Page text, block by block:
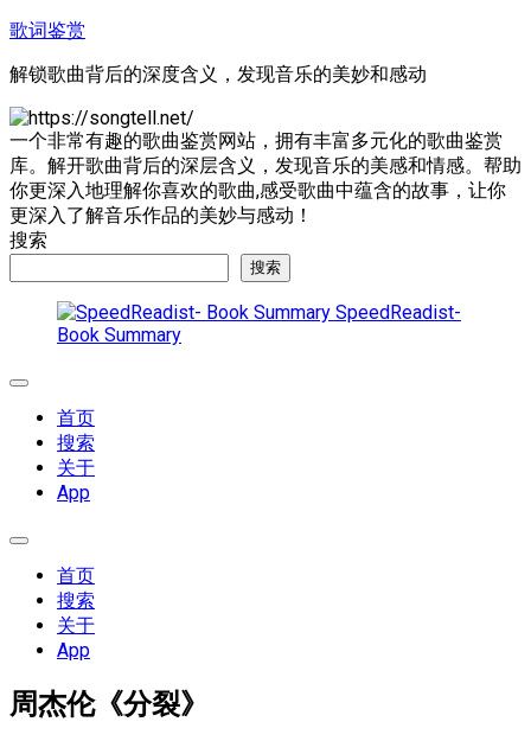
跳
内
容
歌词鉴赏
解锁歌曲背后的深度含义，发现音乐的美妙和感动
一个非常有趣的歌曲鉴赏网站，拥有丰富多元化的歌曲鉴赏
库。解开歌曲背后的深层含义，发现音乐的美感和情感。帮助
你更深入地理解你喜欢的歌曲,感受歌曲中蕴含的故事，让你
更深入了解音乐作品的美妙与感动！
搜索
搜索
SpeedReadist-
Book Summary
展
首页
搜索
关于
App
展
首页
搜索
关于
App
周杰伦《分裂》